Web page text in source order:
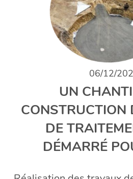
06/12/
UN
CONSTRUCTION
DE
DÉMARRÉ